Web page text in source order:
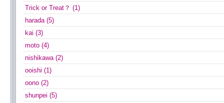
Trick or Treat？ (1)
harada (5)
kai (3)
moto (4)
nishikawa (2)
ooishi (1)
oono (2)
shunpei (5)